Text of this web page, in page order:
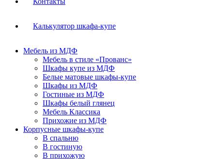
Калькулятор шкафа-купе
Мебель из МДФ
Мебель в стиле «Прованс»
Шкафы купе из МДФ
Белые матовые шкафы-купе
Шкафы из МДФ
Гостиные из МДФ
Шкафы белый глянец
Мебель Классика
Прихожие из МДФ
Корпусные шкафы-купе
В спальню
В гостиную
В прихожую